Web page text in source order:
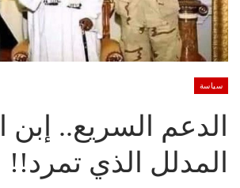
سياسة
الدعم السريع.. إبن
المدلل الذي تمرد!!